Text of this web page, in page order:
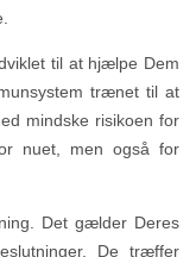
til at hjælpe Dem
trænet til at
mindske risikoen for
nuet, men også for
Det gælder Deres
De træffer